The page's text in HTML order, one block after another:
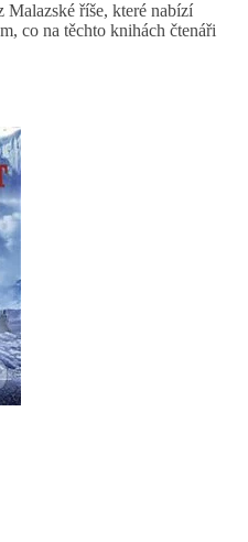
Malazské říše, které nabízí
co na těchto knihách čtenáři